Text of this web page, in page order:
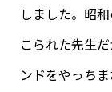
しました。昭
こられた先生
ンドをやっち